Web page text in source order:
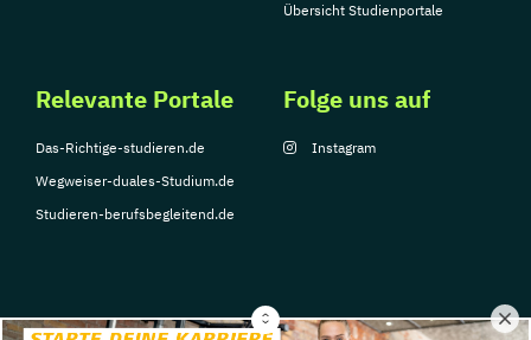
Übersicht Studienportale
Relevante Portale
Das-Richtige-studieren.de
Wegweiser-duales-Studium.de
Studieren-berufsbegleitend.de
Folge uns auf
Instagram